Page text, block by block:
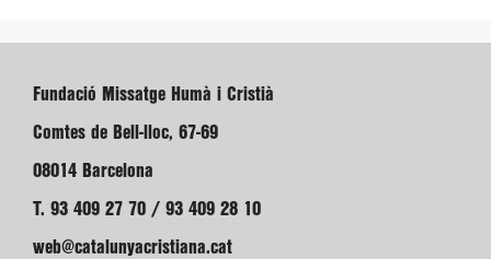
Fundació Missatge Humà i Cristià
Comtes de Bell-lloc, 67-69
08014 Barcelona
T. 93 409 27 70 / 93 409 28 10
web@catalunyacristiana.cat